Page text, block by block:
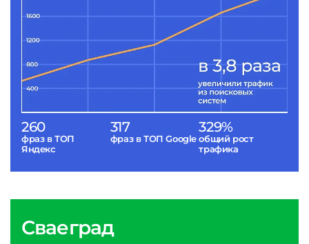
260
фраз в ТОП
Яндекс
317
фраз в ТОП Google
329%
общий рост
трафика
Сваеград